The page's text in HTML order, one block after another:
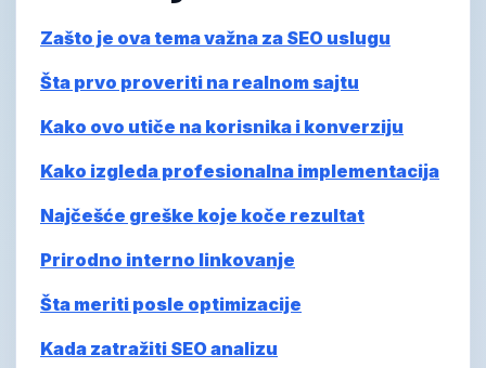
Zašto je ova tema važna za SEO uslugu
Šta prvo proveriti na realnom sajtu
Kako ovo utiče na korisnika i konverziju
Kako izgleda profesionalna implementacija
Najčešće greške koje koče rezultat
Prirodno interno linkovanje
Šta meriti posle optimizacije
Kada zatražiti SEO analizu